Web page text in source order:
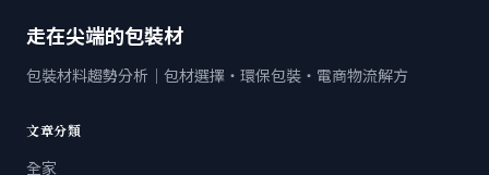
走在尖端的包裝材
包裝材料趨勢分析｜包材選擇・環保包裝・電商物流解方
文章分類
全家